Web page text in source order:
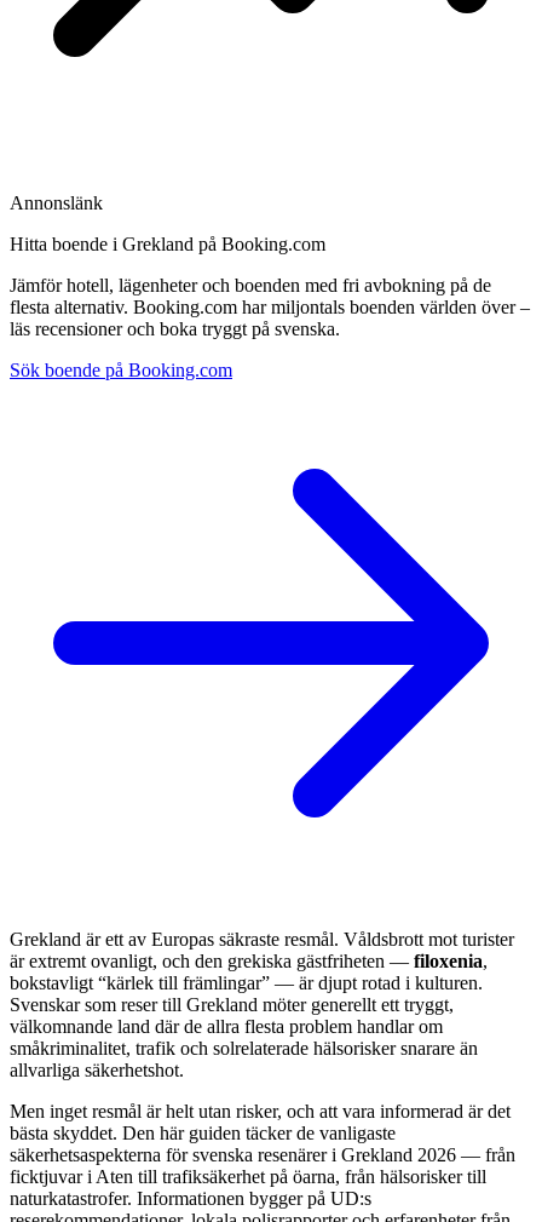
Annonslänk
Hitta boende i Grekland på Booking.com
Jämför hotell, lägenheter och boenden med fri avbokning på de
flesta alternativ. Booking.com har miljontals boenden världen över –
läs recensioner och boka tryggt på svenska.
Sök boende på Booking.com
Grekland är ett av Europas säkraste resmål. Våldsbrott mot turister
är extremt ovanligt, och den grekiska gästfriheten — filoxenia,
bokstavligt “kärlek till främlingar” — är djupt rotad i kulturen.
Svenskar som reser till Grekland möter generellt ett tryggt,
välkomnande land där de allra flesta problem handlar om
småkriminalitet, trafik och solrelaterade hälsorisker snarare än
allvarliga säkerhetshot.
Men inget resmål är helt utan risker, och att vara informerad är det
bästa skyddet. Den här guiden täcker de vanligaste
säkerhetsaspekterna för svenska resenärer i Grekland 2026 — från
ficktjuvar i Aten till trafiksäkerhet på öarna, från hälsorisker till
naturkatastrofer. Informationen bygger på UD:s